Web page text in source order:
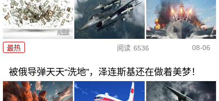
最热 阅读 6536 08-06
被俄导弹天天“洗地”，泽连斯基还在做着美梦！